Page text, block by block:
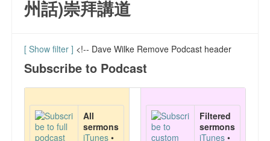
粵語(Cantonese, 廣東話, 廣州話)崇拜講道
會務報告
代禱事項
文章分享
州話)崇拜講道
[ Show filter ] <!-- Dave Wilke Remove Podcast header
Subscribe to Podcast
All
sermons
iTunes •
Filtered
sermons
iTunes •